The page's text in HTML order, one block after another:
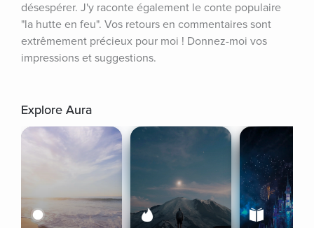
désespérer. J'y raconte également le conte populaire
"la hutte en feu". Vos retours en commentaires sont
extrêmement précieux pour moi ! Donnez-moi vos
impressions et suggestions.
Explore Aura